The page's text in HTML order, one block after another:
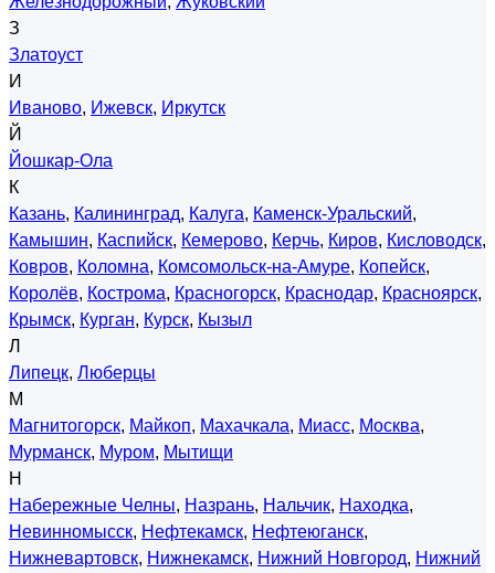
З
Златоуст
И
Иваново, Ижевск, Иркутск
Й
Йошкар-Ола
К
Казань, Калининград, Калуга, Каменск-Уральский,
Камышин, Каспийск, Кемерово, Керчь, Киров, Кисловодск,
Ковров, Коломна, Комсомольск-на-Амуре, Копейск,
Королёв, Кострома, Красногорск, Краснодар, Красноярск,
Крымск, Курган, Курск, Кызыл
Л
Липецк, Люберцы
М
Магнитогорск, Майкоп, Махачкала, Миасс, Москва,
Мурманск, Муром, Мытищи
Н
Набережные Челны, Назрань, Нальчик, Находка,
Невинномысск, Нефтекамск, Нефтеюганск,
Нижневартовск, Нижнекамск, Нижний Новгород, Нижний